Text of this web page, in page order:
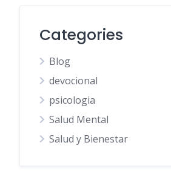
Categories
Blog
devocional
psicologia
Salud Mental
Salud y Bienestar